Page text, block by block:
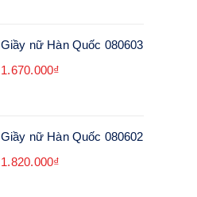
Giầy nữ Hàn Quốc 080603
1.670.000₫
Giầy nữ Hàn Quốc 080602
1.820.000₫